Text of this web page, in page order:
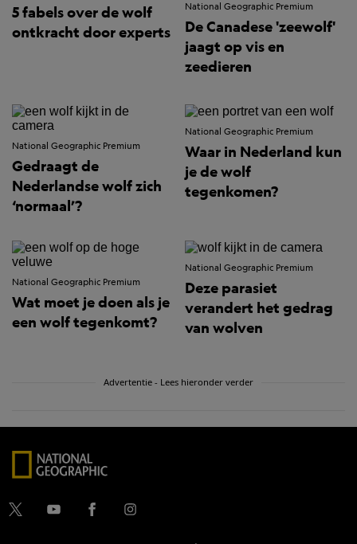
5 fabels over de wolf
ontkracht door experts
National Geographic Premium
De Canadese 'zeewolf'
jaagt op vis en
zeedieren
National Geographic Premium
Gedraagt de
Nederlandse wolf zich
‘normaal’?
National Geographic Premium
Waar in Nederland kun
je de wolf
tegenkomen?
National Geographic Premium
Wat moet je doen als je
een wolf tegenkomt?
National Geographic Premium
Deze parasiet
verandert het gedrag
van wolven
Advertentie - Lees hieronder verder